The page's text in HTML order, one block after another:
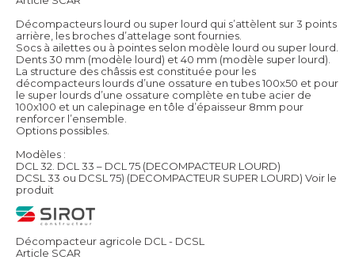
Décompacteurs lourd ou super lourd qui s’attèlent sur 3 points
arrière, les broches d’attelage sont fournies.
Socs à ailettes ou à pointes selon modèle lourd ou super lourd.
Dents 30 mm (modèle lourd) et 40 mm (modèle super lourd).
La structure des châssis est constituée pour les
décompacteurs lourds d’une ossature en tubes 100x50 et pour
le super lourds d’une ossature complète en tube acier de
100x100 et un calepinage en tôle d’épaisseur 8mm pour
renforcer l’ensemble.
Options possibles.
Modèles :
DCL 32. DCL 33 – DCL 75 (DECOMPACTEUR LOURD)
DCSL 33 ou DCSL 75) (DECOMPACTEUR SUPER LOURD) Voir le
produit
Décompacteur agricole DCL - DCSL
Article SCAR